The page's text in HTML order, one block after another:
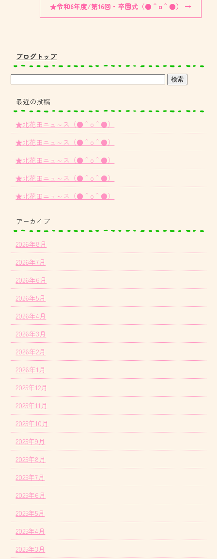
★令和6年度/第16回・卒園式（●＾o＾●） →
ブログトップ
最近の投稿
★北花田ニュ～ス（●＾o＾●）
★北花田ニュ～ス（●＾o＾●）
★北花田ニュ～ス（●＾o＾●）
★北花田ニュ～ス（●＾o＾●）
★北花田ニュ～ス（●＾o＾●）
アーカイブ
2026年8月
2026年7月
2026年6月
2026年5月
2026年4月
2026年3月
2026年2月
2026年1月
2025年12月
2025年11月
2025年10月
2025年9月
2025年8月
2025年7月
2025年6月
2025年5月
2025年4月
2025年3月